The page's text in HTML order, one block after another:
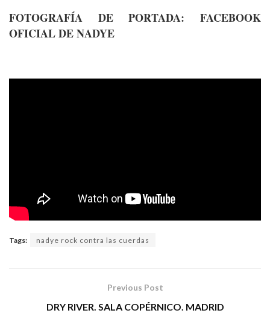
FOTOGRAFÍA DE PORTADA: FACEBOOK
OFICIAL DE NADYE
Tags: nadye rock contra las cuerdas
Previous Post
DRY RIVER. SALA COPÉRNICO. MADRID